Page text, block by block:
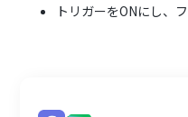
トリガーをONにし、